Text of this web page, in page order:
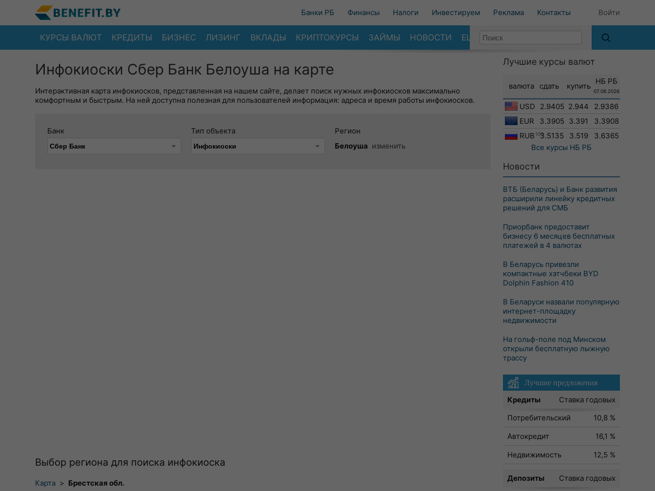
Банки РБ Финансы Налоги Инвестируем Реклама Контакты Войти
КУРСЫ ВАЛЮТ КРЕДИТЫ БИЗНЕС ЛИЗИНГ ВКЛАДЫ КРИПТОКУРСЫ ЗАЙМЫ НОВОСТИ ЕЩЕ
Инфокиоски Сбер Банк Белоуша на карте
Интерактивная карта инфокиосков, представленная на нашем сайте, делает поиск нужных инфокиосков максимально
комфортным и быстрым. На ней доступна полезная для пользователей информация: адреса и время работы инфокиосков.
Банк Тип объекта
Регион
Белоуша изменить
Выбор региона для поиска инфокиоска
Карта > Брестская обл.
Лучшие курсы валют
валюта сдать купить
НБ РБ
07.08.2026
USD 2.9405 2.944
2.9386
EUR
3.3905 3.391
3.3908
RUB 1003.5135 3.519
3.6365
Все курсы НБ РБ
Новости
ВТБ (Беларусь) и Банк развития
расширили линейку кредитных
решений для СМБ
Приорбанк предоставит
бизнесу 6 месяцев бесплатных
платежей в 4 валютах
В Беларусь привезли
компактные хэтчбеки BYD
Dolphin Fashion 410
В Беларуси назвали популярную
интернет-площадку
недвижимости
На гольф-поле под Минском
открыли бесплатную лыжную
трассу
Лучшие предложения
Кредиты
Ставка годовых
Потребительский
10,8 %
Автокредит
16,1 %
Недвижимость
12,5 %
Депозиты
Ставка годовых